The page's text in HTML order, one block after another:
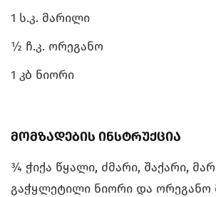
1 ს.კ. მარილი
½ ჩ.კ. ორეგანო
1 კბ ნიორი
მომზადების ინსტრუქცია
¾ ჭიქა წყალი, ძმარი, შაქარი,
გაჭყლეტილი ნიორი და ორეგანო